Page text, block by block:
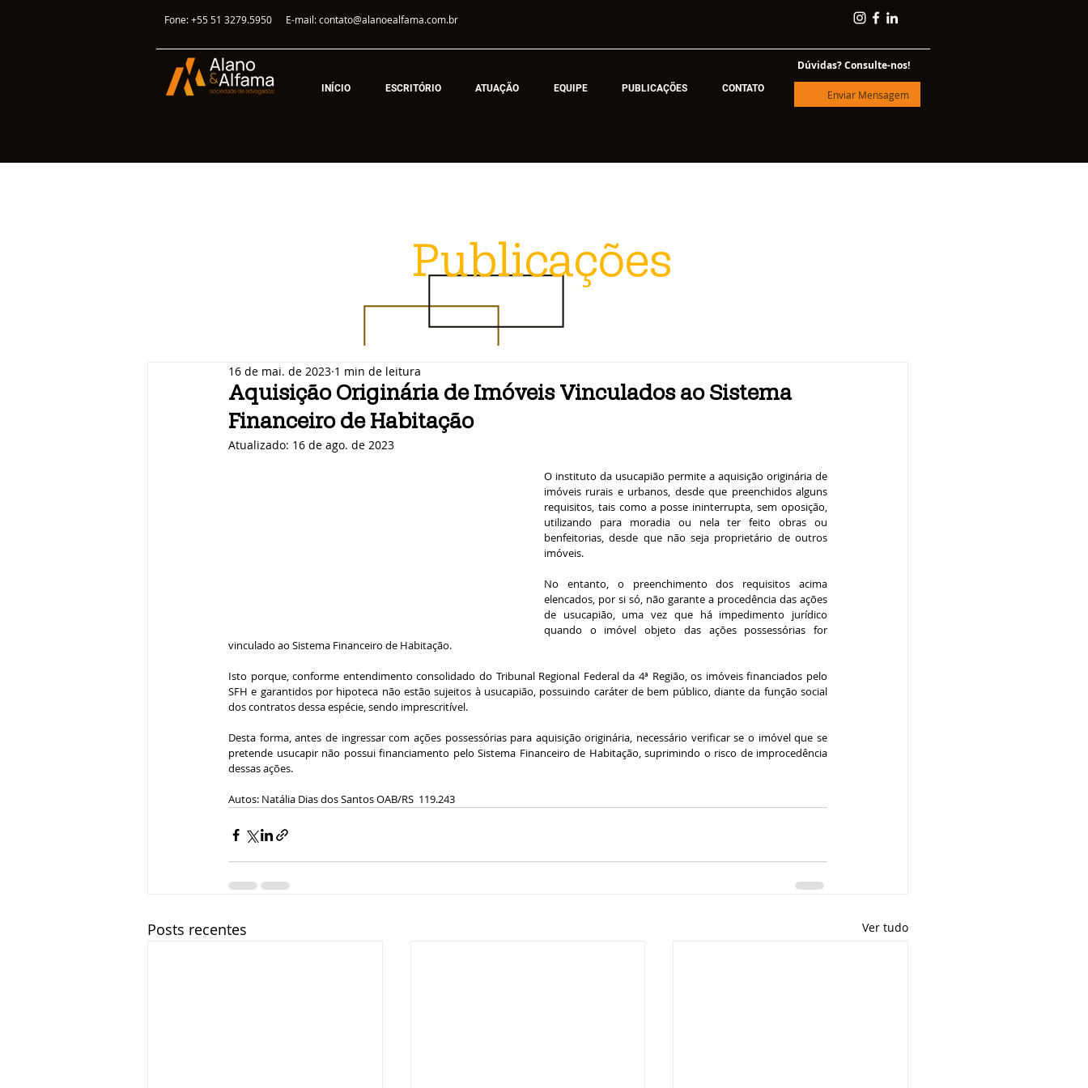
Fone: +55 51 3279.5950 E-mail:contato@alanoealfama.com.br
INÍCIO ESCRITÓRIO ATUAÇÃO EQUIPE PUBLICAÇÕES CONTATO
Dúvidas? Consulte-nos!
Enviar Mensagem
Publicações
Aquisição Originária de Imóveis Vinculados ao Sistema
Financeiro de Habitação
16 de mai. de 2023 1 min de leitura
Atualizado: 16 de ago. de 2023
O instituto da usucapião permite a aquisição originária de
imóveis rurais e urbanos, desde que preenchidos alguns
requisitos, tais como a posse ininterrupta, sem oposição,
utilizando para moradia ou nela ter feito obras ou
benfeitorias, desde que não seja proprietário de outros
imóveis.
No entanto, o preenchimento dos requisitos acima
elencados, por si só, não garante a procedência das ações
de usucapião, uma vez que há impedimento jurídico
quando o imóvel objeto das ações possessórias for
vinculado ao Sistema Financeiro de Habitação.
Isto porque, conforme entendimento consolidado do Tribunal Regional Federal da 4ª Região, os imóveis financiados pelo
SFH e garantidos por hipoteca não estão sujeitos à usucapião, possuindo caráter de bem público, diante da função social
dos contratos dessa espécie, sendo imprescritível.
Desta forma, antes de ingressar com ações possessórias para aquisição originária, necessário verificar se o imóvel que se
pretende usucapir não possui financiamento pelo Sistema Financeiro de Habitação, suprimindo o risco de improcedência
dessas ações.
Autos: Natália Dias dos Santos OAB/RS  119.243
Posts recentes Ver tudo